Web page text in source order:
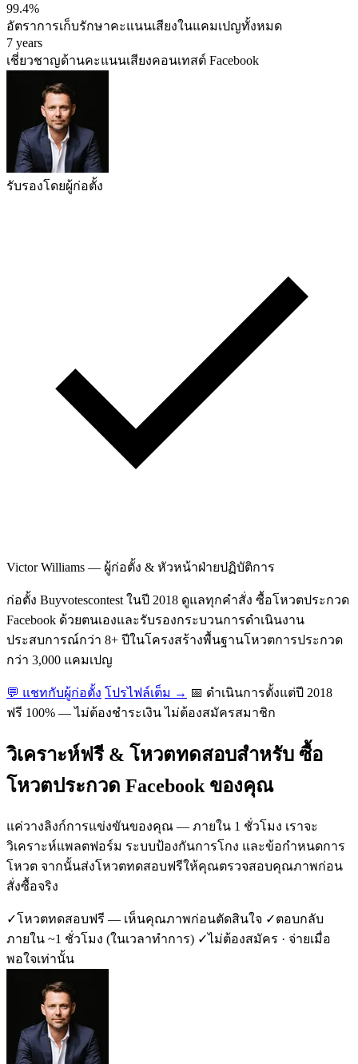
99.4%
อัตราการเก็บรักษาคะแนนเสียงในแคมเปญทั้งหมด
7 years
เชี่ยวชาญด้านคะแนนเสียงคอนเทสต์ Facebook
รับรองโดยผู้ก่อตั้ง
Victor Williams — ผู้ก่อตั้ง & หัวหน้าฝ่ายปฏิบัติการ
ก่อตั้ง Buyvotescontest ในปี 2018 ดูแลทุกคำสั่ง ซื้อโหวตประกวด
Facebook ด้วยตนเองและรับรองกระบวนการดำเนินงาน
ประสบการณ์กว่า 8+ ปีในโครงสร้างพื้นฐานโหวตการประกวด
กว่า 3,000 แคมเปญ
💬 แชทกับผู้ก่อตั้ง โปรไฟล์เต็ม → 📅 ดำเนินการตั้งแต่ปี 2018
ฟรี 100% — ไม่ต้องชำระเงิน ไม่ต้องสมัครสมาชิก
วิเคราะห์ฟรี & โหวตทดสอบสำหรับ ซื้อ
โหวตประกวด Facebook ของคุณ
แค่วางลิงก์การแข่งขันของคุณ — ภายใน 1 ชั่วโมง เราจะ
วิเคราะห์แพลตฟอร์ม ระบบป้องกันการโกง และข้อกำหนดการ
โหวต จากนั้นส่งโหวตทดสอบฟรีให้คุณตรวจสอบคุณภาพก่อน
สั่งซื้อจริง
✓โหวตทดสอบฟรี — เห็นคุณภาพก่อนตัดสินใจ ✓ตอบกลับ
ภายใน ~1 ชั่วโมง (ในเวลาทำการ) ✓ไม่ต้องสมัคร · จ่ายเมื่อ
พอใจเท่านั้น